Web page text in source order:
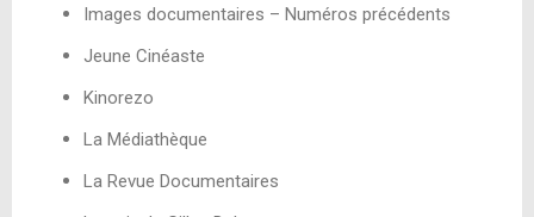
Images documentaires – Numéros précédents
Jeune Cinéaste
Kinorezo
La Médiathèque
La Revue Documentaires